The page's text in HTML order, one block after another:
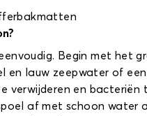
Begin met het
en lauw zeepwater of
verwijderen en
af met schoon